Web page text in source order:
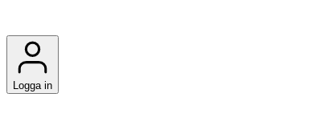
Logga in